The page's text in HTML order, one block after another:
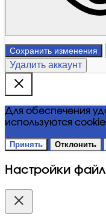
Сохранить изменения
Удалить аккаунт
Для обеспечения
используются
Принять Отклонить
Настройки